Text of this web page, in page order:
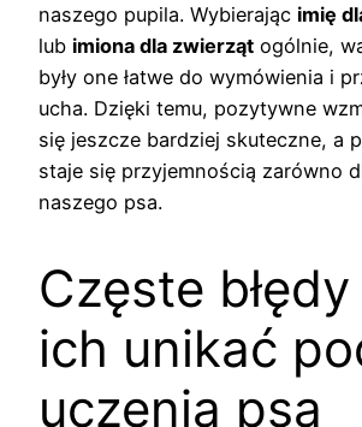
naszego pupila. Wybierając imię
lub imiona dla zwierząt ogólnie,
były one łatwe do wymówienia i
ucha. Dzięki temu, pozytywne
się jeszcze bardziej skuteczne, a
staje się przyjemnością zarówno
naszego psa.
Częste
ich unikać
uczenia psa